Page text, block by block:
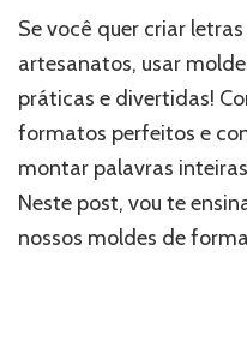
Se você quer criar
artesanatos, usar
práticas e divertidas!
formatos perfeitos e
montar palavras
Neste post, vou te
nossos moldes de